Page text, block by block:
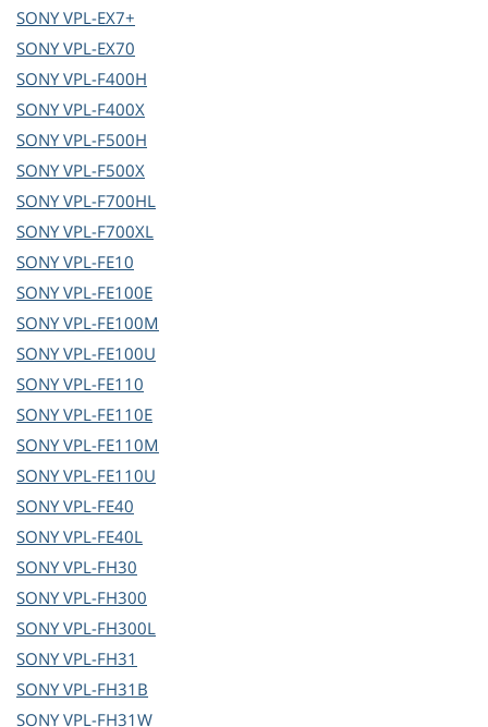
SONYVPL-EX7+
SONYVPL-EX70
SONYVPL-F400H
SONYVPL-F400X
SONYVPL-F500H
SONYVPL-F500X
SONYVPL-F700HL
SONYVPL-F700XL
SONYVPL-FE10
SONYVPL-FE100E
SONYVPL-FE100M
SONYVPL-FE100U
SONYVPL-FE110
SONYVPL-FE110E
SONYVPL-FE110M
SONYVPL-FE110U
SONYVPL-FE40
SONYVPL-FE40L
SONYVPL-FH30
SONYVPL-FH300
SONYVPL-FH300L
SONYVPL-FH31
SONYVPL-FH31B
SONYVPL-FH31W